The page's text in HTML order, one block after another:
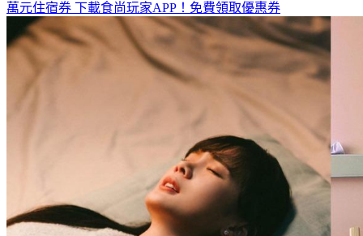
萬元住宿券 下載食尚玩家APP！免費領取優惠券